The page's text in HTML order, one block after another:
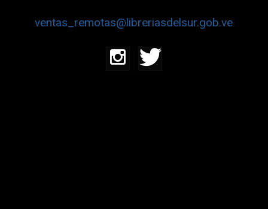
ventas_remotas@libreriasdelsur.gob.ve